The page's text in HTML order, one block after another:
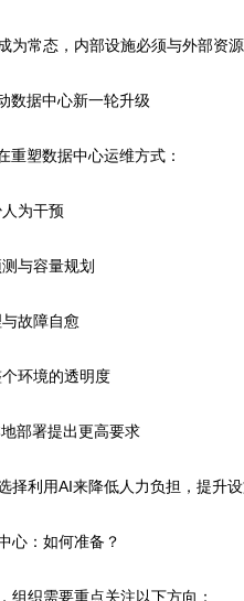
常态，内部设施必须与外部资源
据中心新一轮升级
塑数据中心运维方式：
为干预
与容量规划
故障自愈
环境的透明度
部署提出更高要求
利用AI来降低人力负担，提升设
：如何准备？
织需要重点关注以下方向：